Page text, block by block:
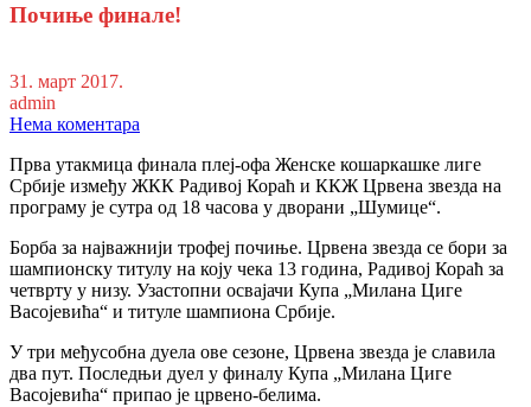
Почиње финале!
31. март 2017.
admin
Нема коментара
Прва утакмица финала плеј-офа Женске кошаркашке лиге
Србије између ЖКК Радивој Кораћ и ККЖ Црвена звезда на
програму је сутра од 18 часова у дворани „Шумице“.
Борба за најважнији трофеј почиње. Црвена звезда се бори за
шампионску титулу на коју чека 13 година, Радивој Кораћ за
четврту у низу. Узастопни освајачи Купа „Милана Циге
Васојевића“ и титуле шампиона Србије.
У три међусобна дуела ове сезоне, Црвена звезда је славила
два пут. Последњи дуел у финалу Купа „Милана Циге
Васојевића“ припао је црвено-белима.